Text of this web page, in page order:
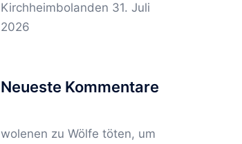
Kirchheimbolanden 31. Juli
2026
Neueste Kommentare
wolenen zu Wölfe töten, um